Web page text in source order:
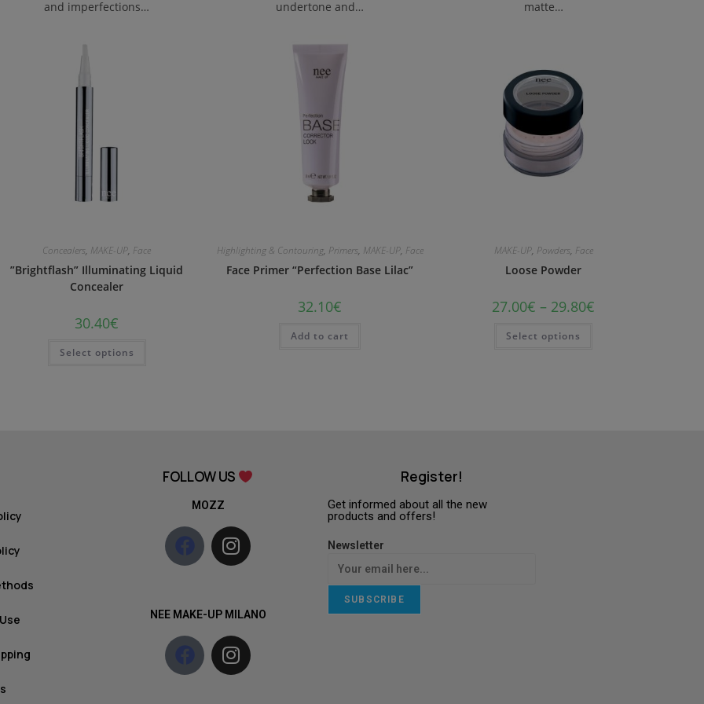
and imperfections…
Concealers, MAKE-UP, Face
”Brightflash” Illuminating Liquid
Concealer
30.40€
Select options
undertone and…
Highlighting & Contouring, Primers, MAKE-UP, Face
Face Primer “Perfection Base Lilac”
32.10€
Add to cart
matte…
MAKE-UP, Powders, Face
Loose Powder
27.00€ – 29.80€
Select options
FOLLOW US
MOZZ
NEE MAKE-UP MILANO
Register!
Get informed about all the new
products and offers!
Newsletter
SUBSCRIBE